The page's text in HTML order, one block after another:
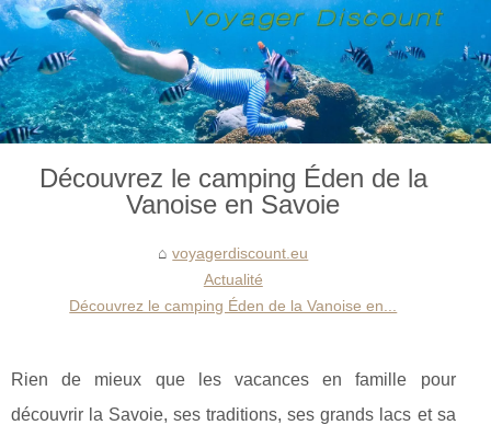
Découvrez le camping Éden de la
Vanoise en Savoie
voyagerdiscount.eu
Actualité
Découvrez le camping Éden de la Vanoise en...
Rien de mieux que les vacances en famille pour
découvrir la Savoie, ses traditions, ses grands lacs et sa